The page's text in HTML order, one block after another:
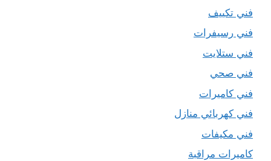
فني تكييف
فني رسيفرات
فني ستلايت
فني صحي
فني كاميرات
فني كهربائي منازل
فني مكيفات
كاميرات مراقبة